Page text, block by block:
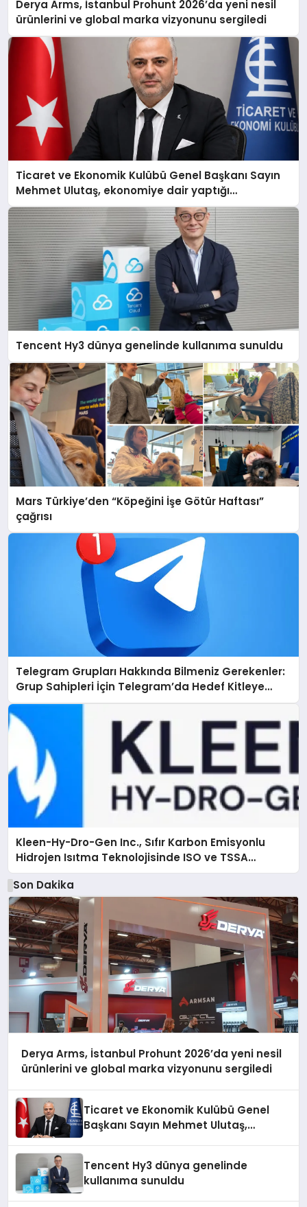
Derya Arms, İstanbul Prohunt 2026’da yeni nesil
ürünlerini ve global marka vizyonunu sergiledi
Ticaret ve Ekonomik Kulübü Genel Başkanı Sayın
Mehmet Ulutaş, ekonomiye dair yaptığı
açıklamada şunları kaydetti:
Tencent Hy3 dünya genelinde kullanıma sunuldu
Mars Türkiye’den “Köpeğini İşe Götür Haftası”
çağrısı
Telegram Grupları Hakkında Bilmeniz Gerekenler:
Grup Sahipleri İçin Telegram’da Hedef Kitleye
Ulaşma
Kleen-Hy-Dro-Gen Inc., Sıfır Karbon Emisyonlu
Hidrojen Isıtma Teknolojisinde ISO ve TSSA
Düzenleyici Onaylarını Aldı
Son Dakika
Derya Arms, İstanbul Prohunt 2026’da yeni nesil
ürünlerini ve global marka vizyonunu sergiledi
Ticaret ve Ekonomik Kulübü Genel
Başkanı Sayın Mehmet Ulutaş,
Tencent Hy3 dünya genelinde
kullanıma sunuldu